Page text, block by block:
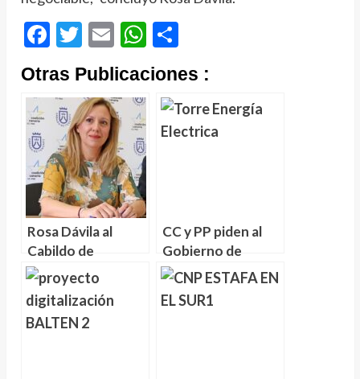
Facebook
Twitter
EmailWhatsApp
Compartir
Otras Publicaciones :
Rosa Dávila al
Cabildo de
Tenerife, CC,
advierte de la
destrucción de
6,610 empleos y
CC y PP piden al
Gobierno de
España medidas
«ceros de energía